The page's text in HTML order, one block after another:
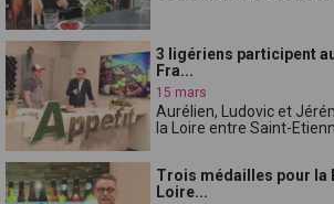
3 ligériens participent
Fra...
15 mars
Aurélien, Ludovic et
la Loire entre Saint-
Trois médailles pour la
Loire...